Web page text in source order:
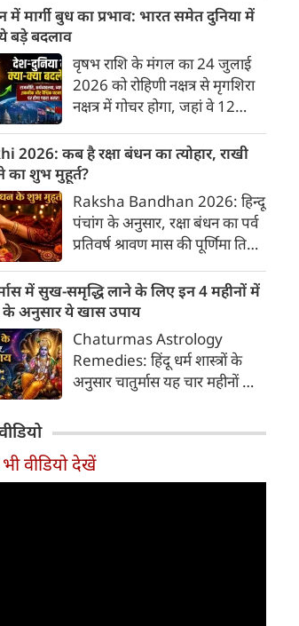
जाए। वे एक ऐसा सार्वभौमिक सत्य
खोजना चाहते थे, जिस पर कोई भी
प्रश्नचिह्न न लगा सके। इसी विचार ने
बुद्धिवाद (Rationalism) की नींव
रखी। आइए, देकार्त के इस अद्भुत
दार्शनिक चिंतन के 4 प्रमुख स्तंभों को
गहराई से समझते हैं।
में मार्गी बुध का प्रभाव: भारत समेत दुनिया में
बड़े बदलाव
वृषभ राशि के मंगल का 24 जुलाई
2026 को रोहिणी नक्षत्र से मृगशिरा
नक्षत्र में गोचर होगा, जहां वे 12
में एक बड़ा हलचल भरा मोड़ आ चुका
है- बुध ग्रह अपनी ही प्रिय राशि मिथुन
में सीधे (मार्गी) चलने लगे हैं। अब जब
बुद्धि और संवाद का कारक ग्रह सीधी
चाल चलेगा, तो जाहिर है आपकी
सोच, बातचीत और फैसलों की रफ्तार
भी बदल जाएगी।
2026: कब है रक्षा बंधन का त्योहार, राखी
का शुभ मुहूर्त?
Raksha Bandhan 2026: हिन्दू
पंचांग के अनुसार, रक्षा बंधन का पर्व
प्रतिवर्ष श्रावण मास की पूर्णिमा तिथि
में इसे मिठास और खुशियों का उत्सव
माना गया है। यह भाई-बहन के प्रेम
का पावन पर्व है। यहां जानें रक्षा बंधन
2026 कब है? जानें रक्षा बंधन
2026 की तारीख...
में सुख-समृद्धि लाने के लिए इन 4 महीनों में
के अनुसार ये खास उपाय
Chaturmas Astrology
Remedies: हिंदू धर्म शास्त्रों के
अनुसार चातुर्मास यह चार महीनों का
आप अपनी राशि के अनुसार चातुर्मास
में कुछ विशेष उपाय करते हैं, तो
वीडियो देखें